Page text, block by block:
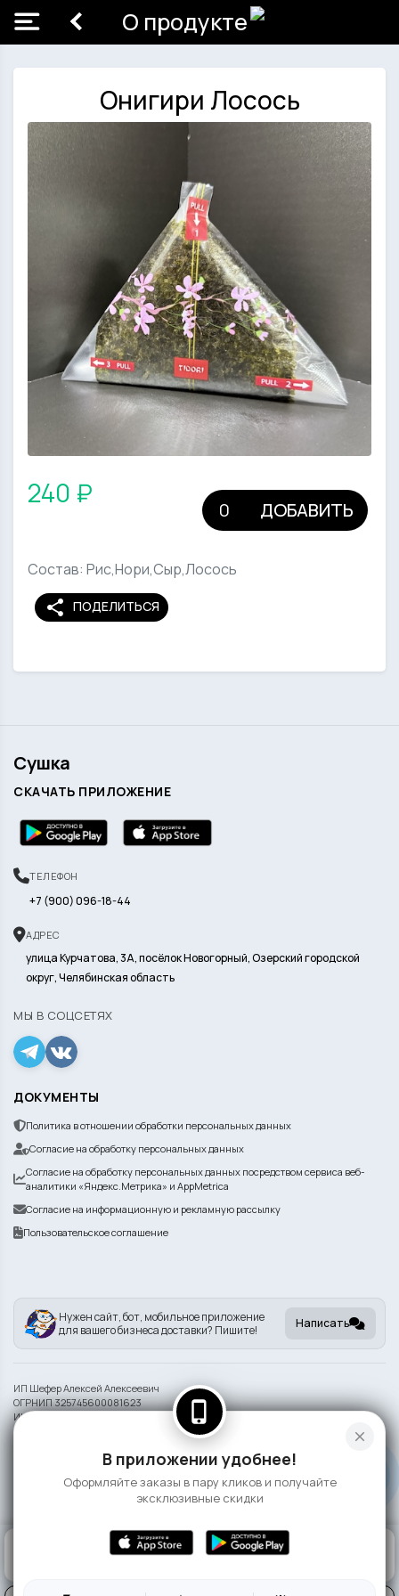
О продукте
Онигири Лосось
240 ₽
ДОБАВИТЬ
Состав: Рис,Нори,Сыр,Лосось
share ПОДЕЛИТЬСЯ
Сушка
СКАЧАТЬ ПРИЛОЖЕНИЕ
ТЕЛЕФОН
+7 (900) 096-18-44
АДРЕС
улица Курчатова, 3А, посёлок Новогорный, Озерский городской
округ, Челябинская область
МЫ В СОЦСЕТЯХ
ДОКУМЕНТЫ
Политика в отношении обработки персональных данных
Согласие на обработку персональных данных
Согласие на обработку персональных данных посредством сервиса веб-
аналитики «Яндекс.Метрика» и AppMetrica
Согласие на информационную и рекламную рассылку
Пользовательское соглашение
Нужен сайт, бот, мобильное приложение
для вашего бизнеса доставки? Пишите!
Написать
ИП Шефер Алексей Алексеевич
ОГРНИП 325745600081623
ИНН 742209932290
Информация на сайте носит справочный характер и не является публичной
2026 Сушка
ГЛАВНАЯ
КОРЗИНА
0 ₽
close
phone_iphone
В приложении удобнее!
Оформляйте заказы в пару кликов и получайте
эксклюзивные скидки